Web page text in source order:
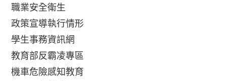
職業安全衛生
政策宣導執行情形
學生事務資訊網
教育部反霸凌專區
機車危險感知教育